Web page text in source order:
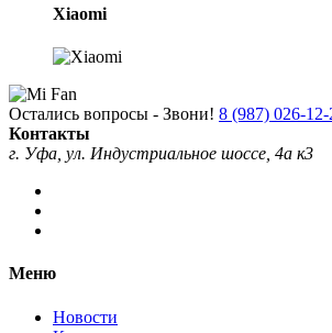
Xiaomi
Остались вопросы - Звони! 8 (987) 026-12-
Контакты
г. Уфа, ул. Индустриальное шоссе, 4а к3
Меню
Новости